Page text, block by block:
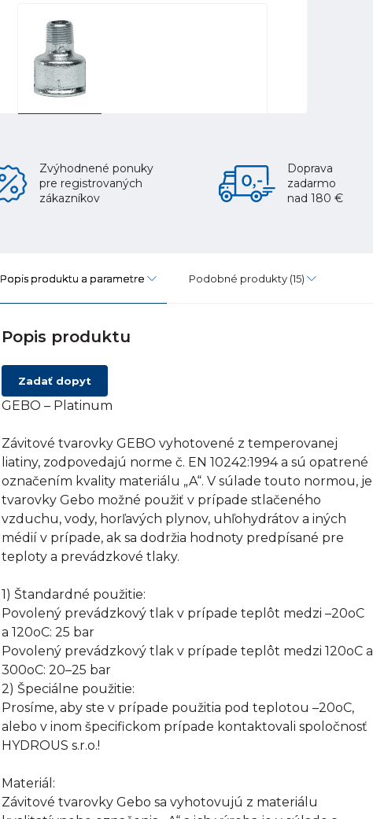
Zvýhodnené ponuky
pre registrovaných
zákazníkov
Doprava
zadarmo
nad 180 €
Popis produktu a parametre Podobné produkty (15)
Popis produktu
Zadať dopyt
GEBO – Platinum
Závitové tvarovky GEBO vyhotovené z temperovanej
liatiny, zodpovedajú norme č. EN 10242:1994 a sú opatrené
označením kvality materiálu „A“. V súlade touto normou, je
tvarovky Gebo možné použiť v prípade stlačeného
vzduchu, vody, horľavých plynov, uhľohydrátov a iných
médií v prípade, ak sa dodržia hodnoty predpísané pre
teploty a prevádzkové tlaky.
1) Štandardné použitie:
Povolený prevádzkový tlak v prípade teplôt medzi –20oC
a 120oC: 25 bar
Povolený prevádzkový tlak v prípade teplôt medzi 120oC a
300oC: 20–25 bar
2) Špeciálne použitie:
Prosíme, aby ste v prípade použitia pod teplotou –20oC,
alebo v inom špecifickom prípade kontaktovali spoločnosť
HYDROUS s.r.o.!
Materiál:
Závitové tvarovky Gebo sa vyhotovujú z materiálu